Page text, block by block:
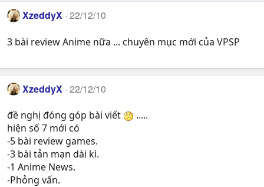
XzeddyX 22/12/10
3 bài review Anime nữa ... chuyên mục mới của VPSP
XzeddyX 22/12/10
đề nghị đóng góp bài viết
.....
hiện số 7 mới có
-5 bài review games.
-3 bài tản mạn dài kì.
-1 Anime News.
-Phỏng vấn.